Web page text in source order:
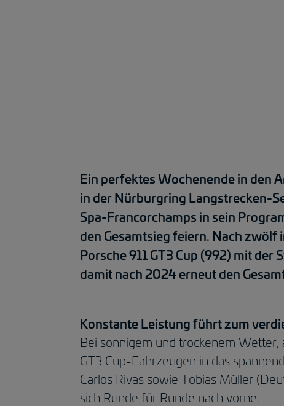
Ein perfektes Wochenende in den
in der Nürburgring Langstrecken-
Spa-Francorchamps in sein
den Gesamtsieg feiern. Nach
Porsche 911 GT3 Cup (992) mit
damit nach 2024 erneut den
Konstante Leistung führt zum
Bei sonnigem und trockenem Wetter,
GT3 Cup-Fahrzeugen in das
Carlos Rivas sowie Tobias Müller
sich Runde für Runde nach vorne.